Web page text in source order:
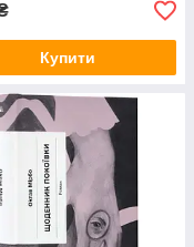
Купити